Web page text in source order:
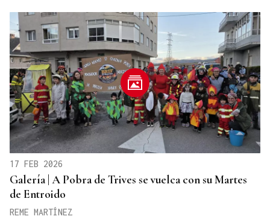
17 FEB 2026
Galería | A Pobra de Trives se vuelca con su Martes
de Entroido
REME MARTÍNEZ